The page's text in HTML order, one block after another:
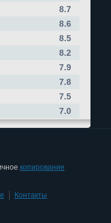
8.7
8.6
8.5
8.2
7.9
7.8
7.5
7.0
копирование
Контакты